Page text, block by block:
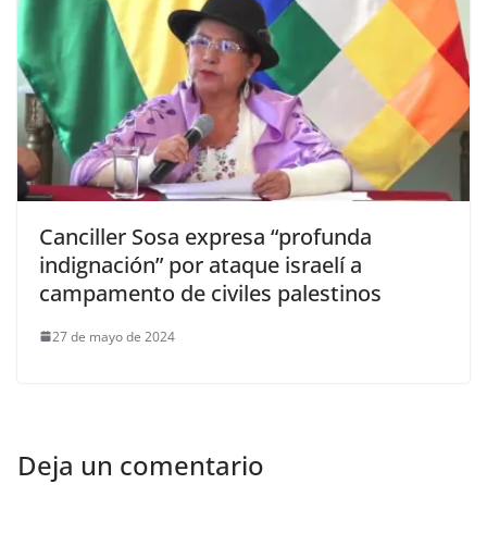
Canciller Sosa expresa “profunda
indignación” por ataque israelí a
campamento de civiles palestinos
27 de mayo de 2024
Deja un comentario